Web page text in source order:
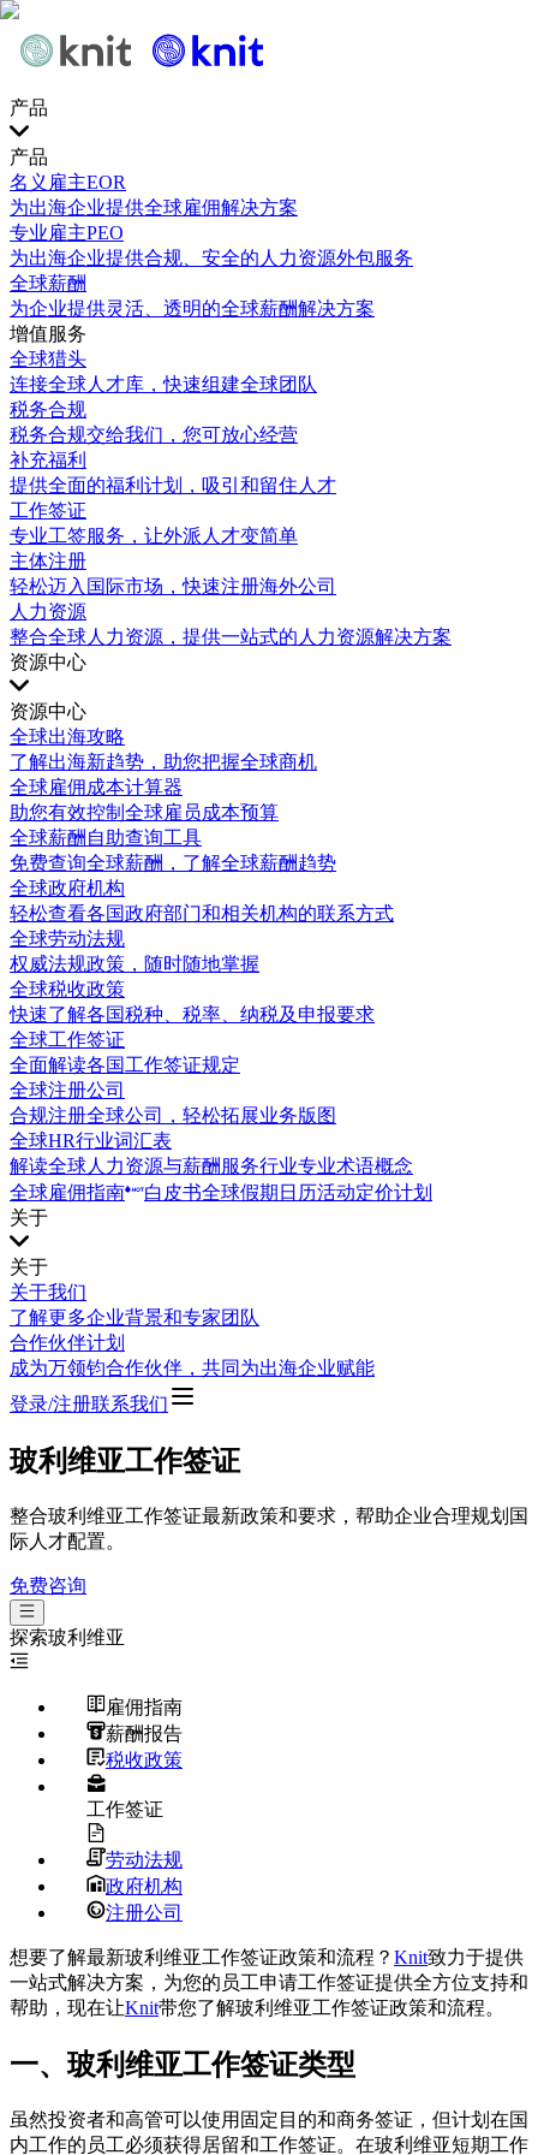
产品
产品
名义雇主EOR
为出海企业提供全球雇佣解决方案
专业雇主PEO
为出海企业提供合规、安全的人力资源外包服务
全球薪酬
为企业提供灵活、透明的全球薪酬解决方案
增值服务
全球猎头
连接全球人才库，快速组建全球团队
税务合规
税务合规交给我们，您可放心经营
补充福利
提供全面的福利计划，吸引和留住人才
工作签证
专业工签服务，让外派人才变简单
主体注册
轻松迈入国际市场，快速注册海外公司
人力资源
整合全球人力资源，提供一站式的人力资源解决方案
资源中心
资源中心
全球出海攻略
了解出海新趋势，助您把握全球商机
全球雇佣成本计算器
助您有效控制全球雇员成本预算
全球薪酬自助查询工具
免费查询全球薪酬，了解全球薪酬趋势
全球政府机构
轻松查看各国政府部门和相关机构的联系方式
全球劳动法规
权威法规政策，随时随地掌握
全球税收政策
快速了解各国税种、税率、纳税及申报要求
全球工作签证
全面解读各国工作签证规定
全球注册公司
合规注册全球公司，轻松拓展业务版图
全球HR行业词汇表
解读全球人力资源与薪酬服务行业专业术语概念
全球雇佣指南
白皮书全球假期日历活动定价计划
关于
关于
关于我们
了解更多企业背景和专家团队
合作伙伴计划
成为万领钧合作伙伴，共同为出海企业赋能
登录/注册联系我们
玻利维亚工作签证
整合玻利维亚工作签证最新政策和要求，帮助企业合理规划国
际人才配置。
免费咨询
探索玻利维亚
雇佣指南
薪酬报告
税收政策
工作签证
劳动法规
政府机构
注册公司
想要了解最新玻利维亚工作签证政策和流程？ Knit致力于提供
一站式解决方案，为您的员工申请工作签证提供全方位支持和
帮助，现在让Knit带您了解玻利维亚工作签证政策和流程。
一、玻利维亚工作签证类型
虽然投资者和高管可以使用固定目的和商务签证，但计划在国
内工作的员工必须获得居留和工作签证。在玻利维亚短期工作